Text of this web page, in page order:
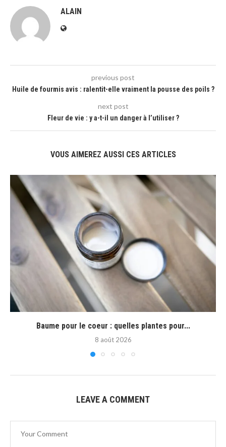
ALAIN
previous post
Huile de fourmis avis : ralentit-elle vraiment la pousse des poils ?
next post
Fleur de vie : y a-t-il un danger à l’utiliser ?
VOUS AIMEREZ AUSSI CES ARTICLES
Baume pour le coeur : quelles plantes pour...
8 août 2026
LEAVE A COMMENT